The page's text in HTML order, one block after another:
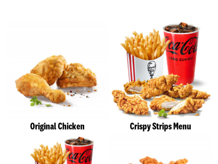
Original Chicken Crispy Strips Menu